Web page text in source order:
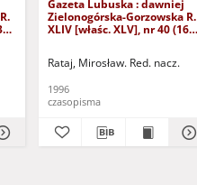
Gazeta Lubuska : dawniej
Zielonogórska-Gorzowska R.
XLIV [właśc. XLV], nr 40 (16
Rataj, Mirosław. Red. nacz.
1996
czasopisma